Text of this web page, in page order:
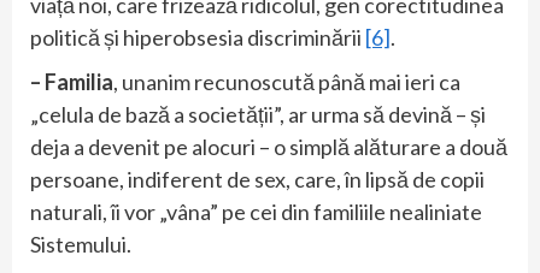
politică și hiperobsesia discriminării [6].
– Familia, unanim recunoscută până mai ieri ca
„celula de bază a societății”, ar urma să devină – și
deja a devenit pe alocuri – o simplă alăturare a două
persoane, indiferent de sex, care, în lipsă de copii
naturali, îi vor „vâna” pe cei din familiile nealiniate
Sistemului.